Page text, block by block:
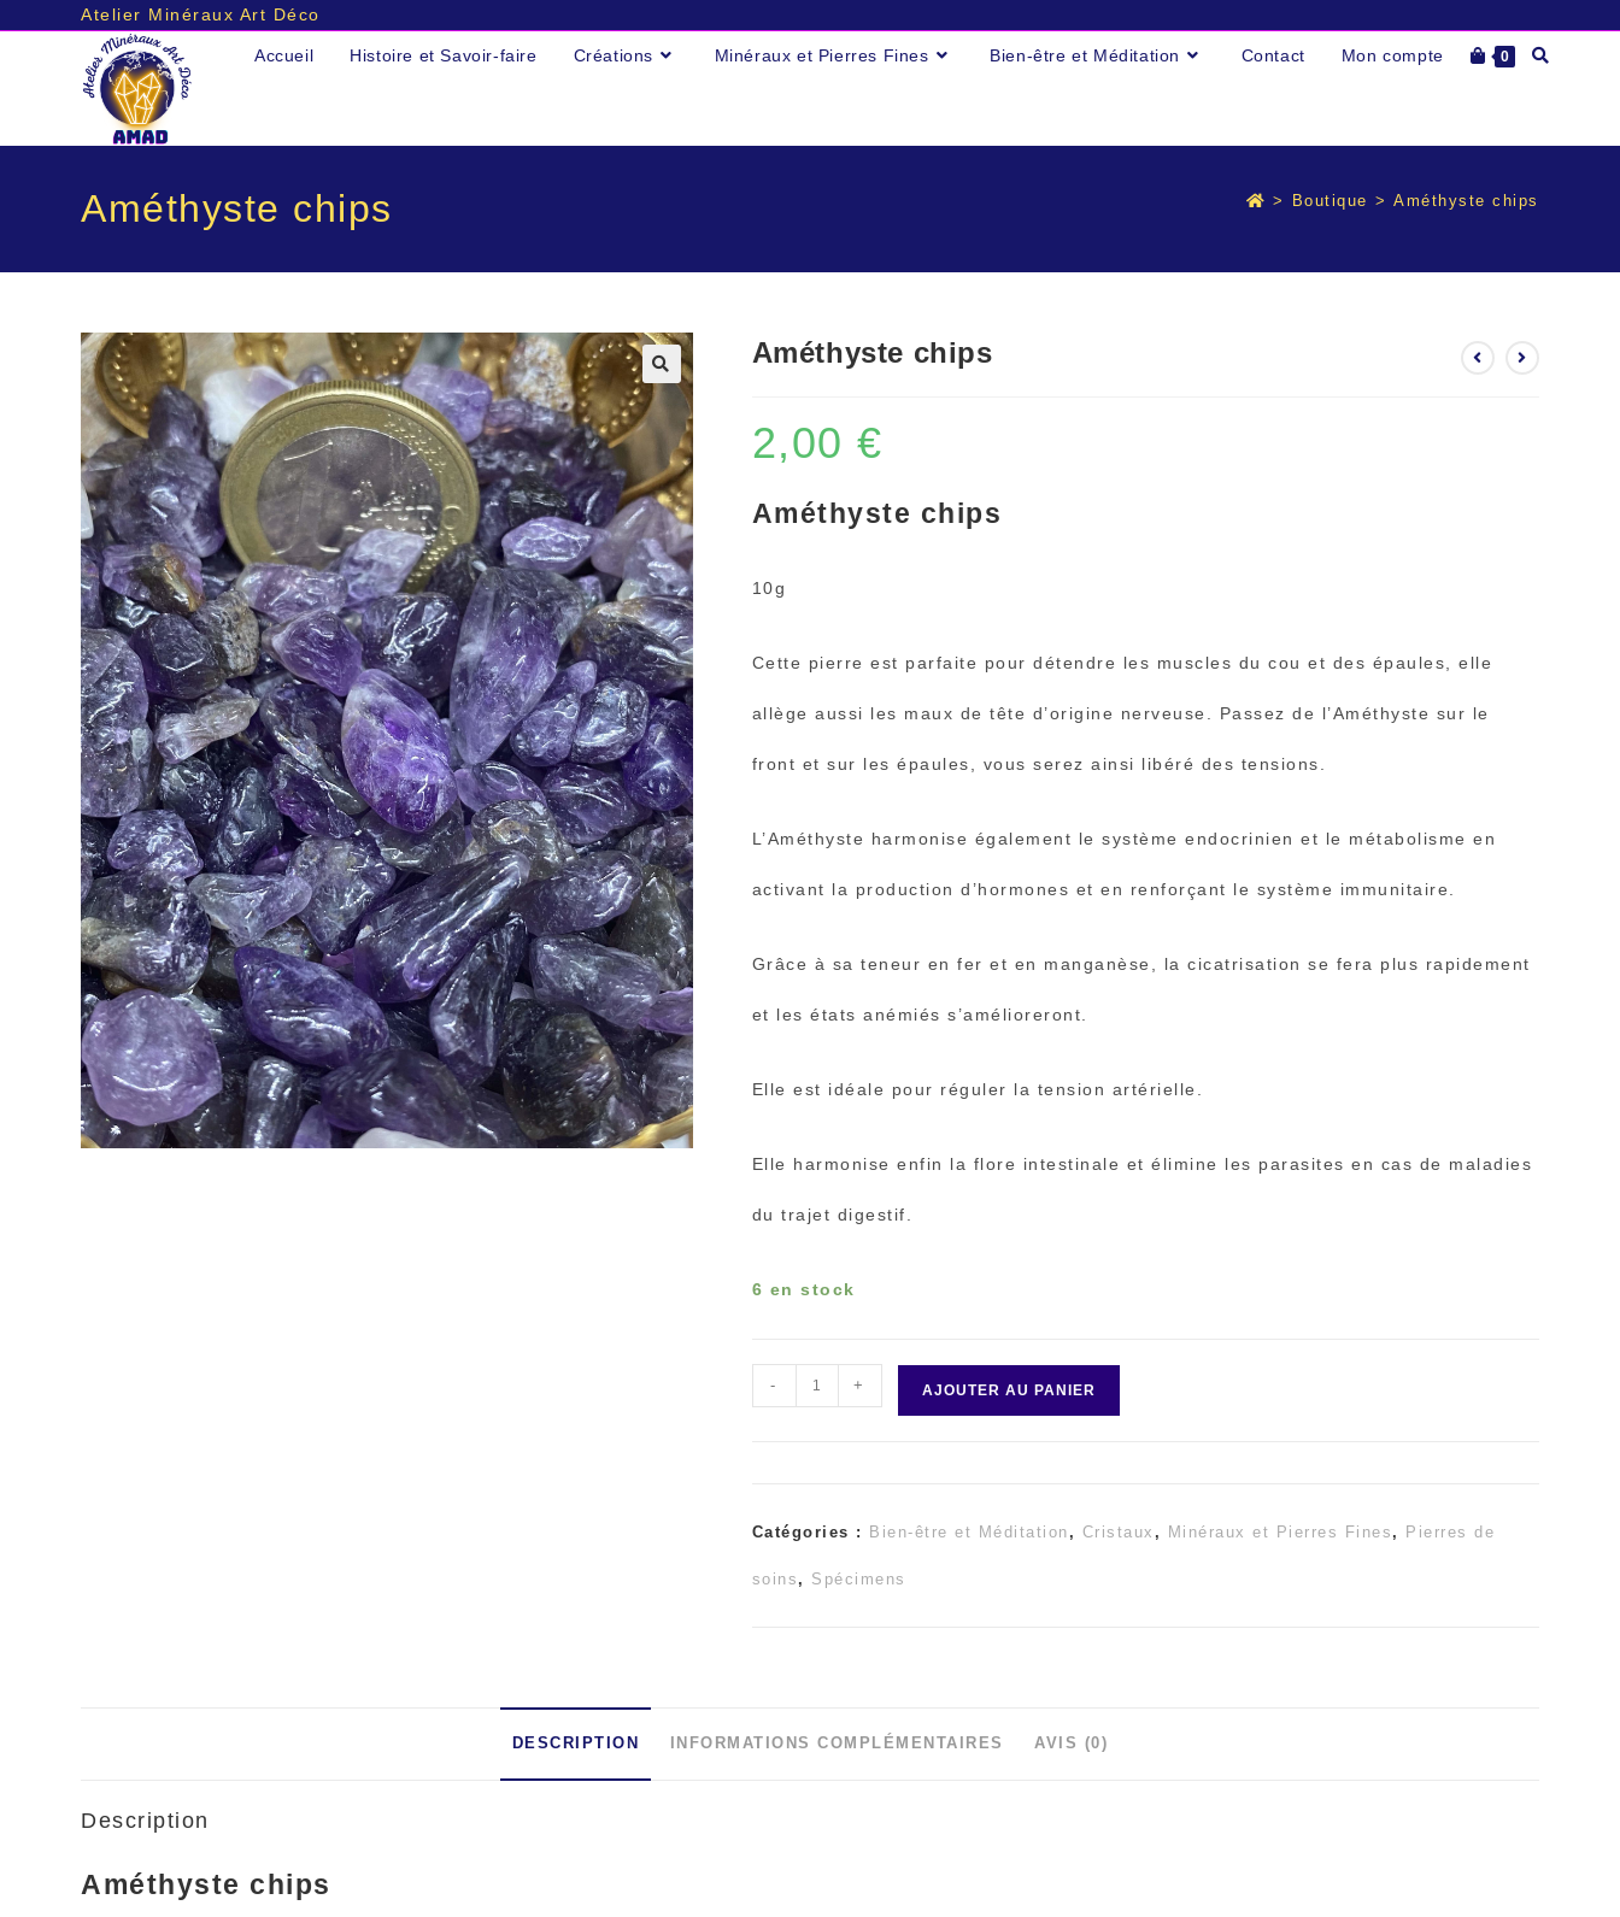
Atelier Minéraux Art Déco
Accueil Histoire et Savoir-faire Créations Minéraux et Pierres Fines Bien-être et Méditation Contact Mon compte 0 Toggle
search
Améthyste chips > Boutique > Améthyste chips
Améthyste chips
2,00€
Améthyste chips
10g
Cette pierre est parfaite pour détendre les muscles du cou et des épaules, elle
allège aussi les maux de tête d’origine nerveuse. Passez de l’Améthyste sur le
front et sur les épaules, vous serez ainsi libéré des tensions.
L’Améthyste harmonise également le système endocrinien et le métabolisme en
activant la production d’hormones et en renforçant le système immunitaire.
Grâce à sa teneur en fer et en manganèse, la cicatrisation se fera plus rapidement
et les états anémiés s’amélioreront.
Elle est idéale pour réguler la tension artérielle.
Elle harmonise enfin la flore intestinale et élimine les parasites en cas de maladies
du trajet digestif.
6 en stock
quantité
chips
- + AJOUTER AU PANIER
Catégories : Bien-être et Méditation , Cristaux , Minéraux et Pierres Fines , Pierres de
soins , Spécimens
DESCRIPTION INFORMATIONS COMPLÉMENTAIRES AVIS (0)
Description
Améthyste chips